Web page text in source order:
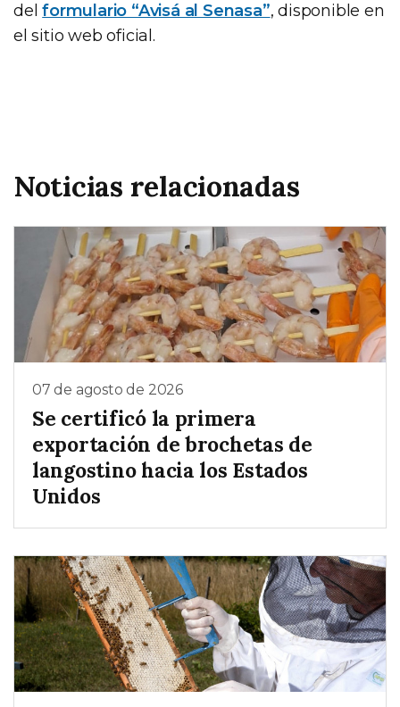
delformulario “Avisá al Senasa”, disponible en
el sitio web oficial.
Noticias relacionadas
07 de agosto de 2026
Se certificó la primera
exportación de brochetas de
langostino hacia los Estados
Unidos